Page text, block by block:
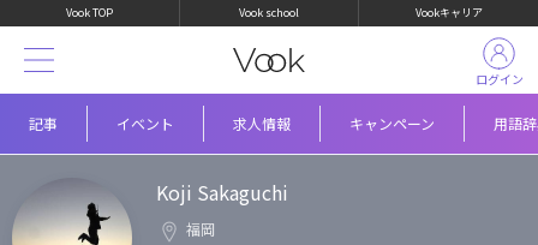
Vook TOP Vook school Vookキャリア
記事 イベント 求人情報 キャンペーン 用語
ログイン
Koji Sakaguchi
福岡